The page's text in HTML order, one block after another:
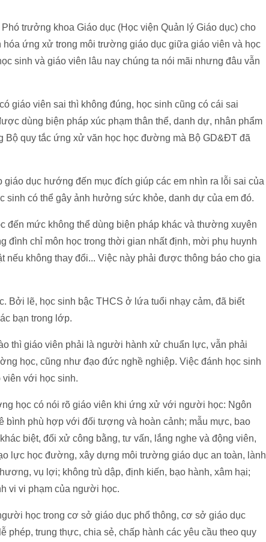
trưởng khoa Giáo dục (Học viện Quản lý Giáo dục) cho
ứng xử trong môi trường giáo dục giữa giáo viên và học
sinh và giáo viên lâu nay chúng ta nói mãi nhưng đâu vẫn
giáo viên sai thì không đúng, học sinh cũng có cái sai
dùng biện pháp xúc phạm thân thể, danh dự, nhân phẩm
Bộ quy tắc ứng xử văn học học đường mà Bộ GD&ĐT đã
dục hướng đến mục đích giúp các em nhìn ra lỗi sai của
sinh có thể gây ảnh hưởng sức khỏe, danh dự của em đó.
đến mức không thể dùng biện pháp khác và thường xuyên
đình chỉ môn học trong thời gian nhất định, mời phụ huynh
nếu không thay đổi... Việc này phải được thông báo cho gia
Bởi lẽ, học sinh bậc THCS ở lứa tuổi nhạy cảm, đã biết
bạn trong lớp.
thì giáo viên phải là người hành xử chuẩn lực, vẫn phải
học, cũng như đạo đức nghề nghiệp. Việc đánh học sinh
viên với học sinh.
học có nói rõ giáo viên khi ứng xử với người học: Ngôn
bình phù hợp với đối tượng và hoàn cảnh; mẫu mực, bao
biệt, đối xử công bằng, tư vấn, lắng nghe và động viên,
lực học đường, xây dựng môi trường giáo dục an toàn, lành
vụ lợi; không trù dập, định kiến, bạo hành, xâm hại;
vi vi phạm của người học.
học trong cơ sở giáo dục phổ thông, cơ sở giáo dục
phép, trung thực, chia sẻ, chấp hành các yêu cầu theo quy